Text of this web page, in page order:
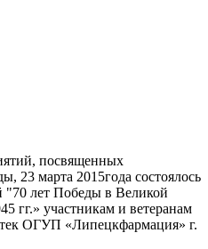
посвященных
23 марта 2015года состоялось
"70 лет Победы в Великой
гг.» участникам и ветеранам
ОГУП «Липецкфармация» г.